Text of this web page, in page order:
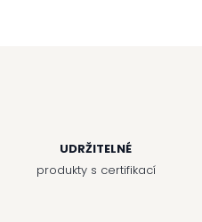
UDRŽITELNÉ
produkty s certifikací